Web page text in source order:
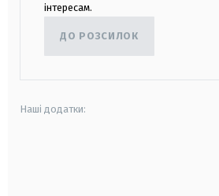
інтересам.
ДО РОЗСИЛОК
Наші додатки: